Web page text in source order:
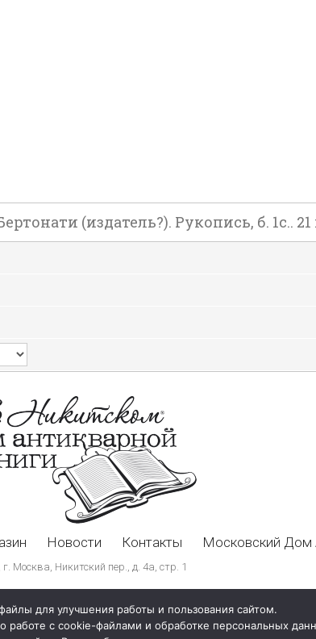
(издатель?). Рукопись, б. 1с.. 21
Новости Контакты Московский Дом
г. Москва, Никитский пер., д. 4а, стр. 1
для улучшения работы и пользования сайтом.
работе с cookie-файлами и обработке персональных